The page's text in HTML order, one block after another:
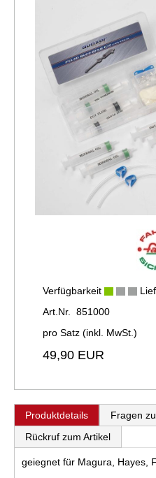
Verfügbarkeit
Art.Nr. 851000
pro Satz (inkl. MwSt.)
49,90 EUR
Produktdetails
Fragen
Rückruf zum Artikel
geiegnet für Magura, Hayes,